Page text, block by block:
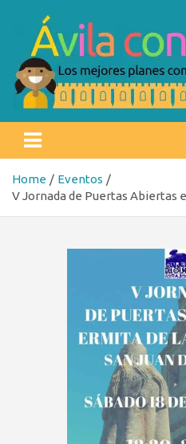
content
Ávila con niños
Home
Eventos
V Jornada de Puertas Abiertas